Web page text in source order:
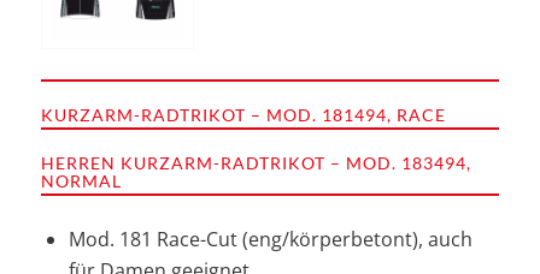
KURZARM-RADTRIKOT – MOD. 181494, RACE
HERREN KURZARM-RADTRIKOT – MOD. 183494,
NORMAL
Mod. 181 Race-Cut (eng/körperbetont), auch